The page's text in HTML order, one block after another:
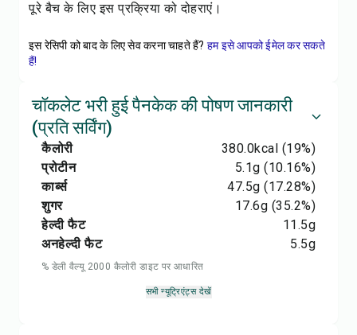
पूरे बैच के लिए इस प्रक्रिया को दोहराएं।
इस रेसिपी को बाद के लिए सेव करना चाहते हैं? हम इसे आपको ईमेल कर सकते
हैं!
चॉकलेट भरी हुई पैनकेक की पोषण जानकारी
(प्रति सर्विंग)
कैलोरी 380.0kcal (19%)
प्रोटीन
5.1g (10.16%)
कार्ब्स
47.5g (17.28%)
शुगर
17.6g (35.2%)
हेल्दी फैट
11.5g
अनहेल्दी फैट
5.5g
% डेली वैल्यू 2000 कैलोरी डाइट पर आधारित
सभी न्यूट्रिएंट्स देखें